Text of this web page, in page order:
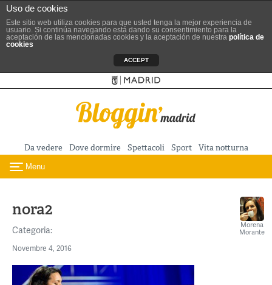
Uso de cookies
Este sitio web utiliza cookies para que usted tenga la mejor experiencia de
usuario. Si continúa navegando está dando su consentimiento para la
aceptación de las mencionadas cookies y la aceptación de nuestra política de
cookies
ACCEPT
Vai al contenuto principale
Da vedere Dove dormire Spettacoli Sport Vita notturna
Toggle navigation
Menu
nora2
Categoria:
Novembre 4, 2016
Morena
Morante